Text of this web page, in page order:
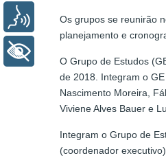
Os grupos se reunirão
planejamento e
O Grupo de Estudos
de 2018. Integram o
Nascimento Moreira,
Viviene Alves Bauer e
Integram o Grupo de
(coordenador
Voz